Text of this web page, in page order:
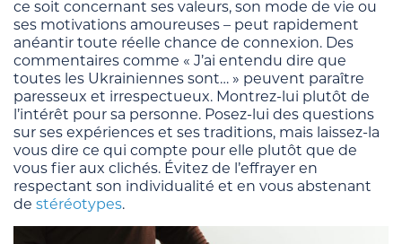
ce soit concernant ses valeurs, son mode de vie ou
ses motivations amoureuses – peut rapidement
anéantir toute réelle chance de connexion. Des
commentaires comme « J’ai entendu dire que
toutes les Ukrainiennes sont… » peuvent paraître
paresseux et irrespectueux. Montrez-lui plutôt de
l’intérêt pour sa personne. Posez-lui des questions
sur ses expériences et ses traditions, mais laissez-la
vous dire ce qui compte pour elle plutôt que de
vous fier aux clichés. Évitez de l’effrayer en
respectant son individualité et en vous abstenant
de stéréotypes.